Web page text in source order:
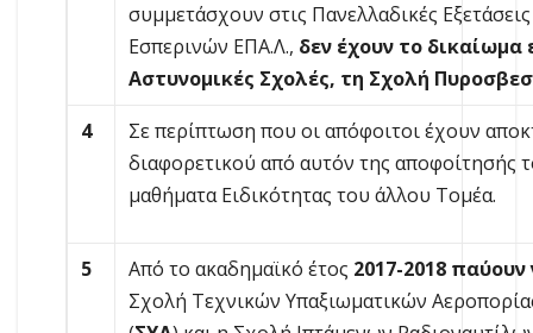
συμμετάσχουν στις Πανελλαδικές
Εσπερινών ΕΠΑ.Λ., δεν έχουν το δικαίωμα
Αστυνομικές Σχολές, τη Σχολή
4
Σε περίπτωση που οι απόφοιτοι έχουν
διαφορετικού από αυτόν της αποφοίτησής
μαθήματα Ειδικότητας του άλλου Τομέα.
5 Από το ακαδημαϊκό έτος 2017-2018
Σχολή Τεχνικών Υπαξιωματικών